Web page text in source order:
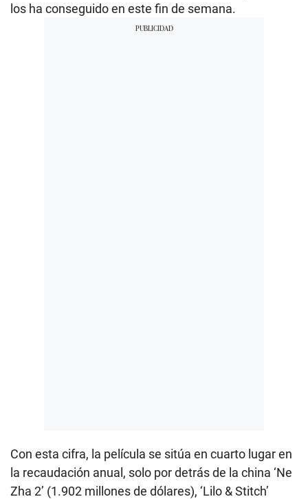
los ha conseguido en este fin de semana.
Con esta cifra, la película se sitúa en cuarto lugar en
la recaudación anual, solo por detrás de la china ‘Ne
Zha 2’ (1.902 millones de dólares), ‘Lilo & Stitch’